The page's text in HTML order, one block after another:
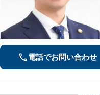
電話でお問い合わせ